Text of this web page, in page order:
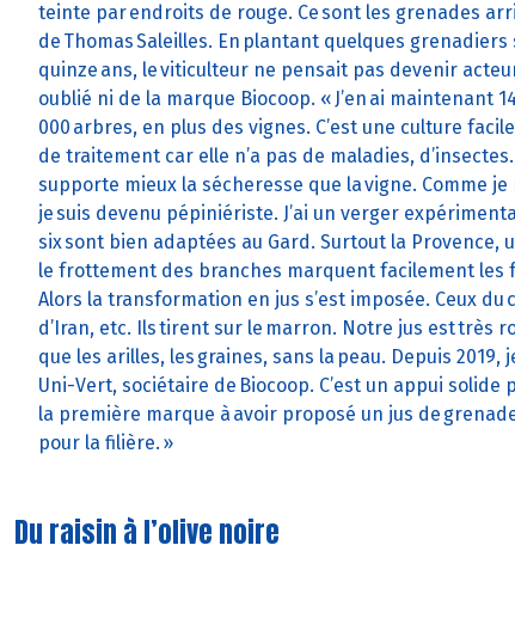
teinte par endroits de rouge. Ce sont les grenades
de Thomas Saleilles. En plantant quelques
quinze ans, le viticulteur ne pensait pas devenir
oublié ni de la marque Biocoop. « J’en ai maintenant
000 arbres, en plus des vignes. C’est une culture
de traitement car elle n’a pas de maladies,
supporte mieux la sécheresse que la vigne. Comme
je suis devenu pépiniériste. J’ai un verger
six sont bien adaptées au Gard. Surtout la Provence,
le frottement des branches marquent facilement les
Alors la transformation en jus s’est imposée. Ceux
d’Iran, etc. Ils tirent sur le marron. Notre jus est très
que les arilles, les graines, sans la peau. Depuis
Uni-Vert, sociétaire de Biocoop. C’est un appui solide
la première marque à avoir proposé un jus de
pour la filière. »
Du raisin à l’olive noire